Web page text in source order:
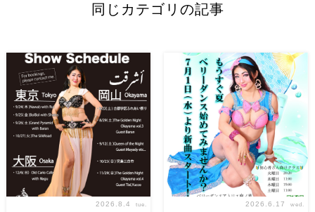
同じカテゴリの記事
2026.8.4 tue. 2026.6.17 wed.